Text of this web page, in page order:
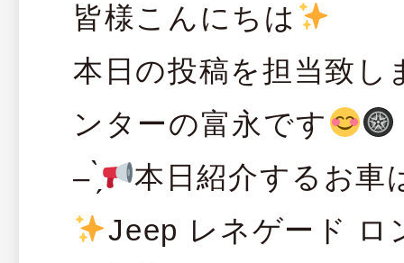
皆様こんにちは
本日の投稿を担当致し
ンターの富永です
– ̗̀
本日紹介するお車
️Jeep レネゲード ロ